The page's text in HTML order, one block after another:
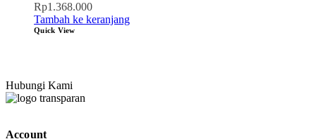
Rp1.368.000
Tambah ke keranjang
Quick View
Hubungi Kami
Account